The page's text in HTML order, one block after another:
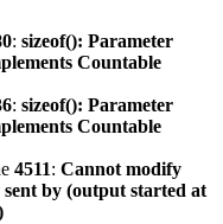
: sizeof(): Parameter
Countable
: sizeof(): Parameter
Countable
4511: Cannot modify
by (output started at